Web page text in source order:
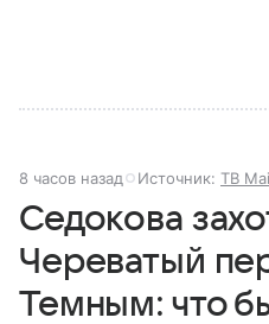
8 часов назад Источник: ТВ
Седокова
Череватый
Темным: что